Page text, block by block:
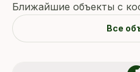
Ближайшие объекты с
Все